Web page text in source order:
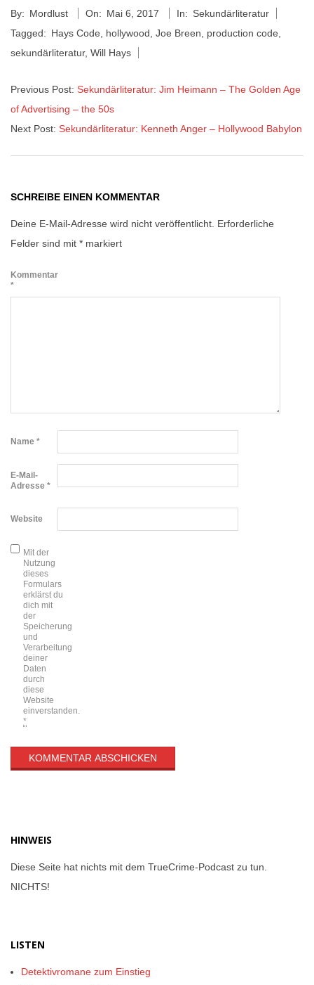
05-
06
By: Mordlust On: Mai 6, 2017 In: Sekundärliteratur
Tagged: Hays Code hollywood Joe Breen production code
sekundärliteratur, Will Hays
Previous Post: Sekundärliteratur: Jim Heimann – The Golden Age
of Advertising – the 50s
Next Post: Sekundärliteratur: Kenneth Anger – Hollywood Babylon
SCHREIBE EINEN KOMMENTAR
Deine E-Mail-Adresse wird nicht veröffentlicht. Erforderliche
Felder sind mit * markiert
Kommentar
*
Name *
E-Mail-
Adresse *
Website
Mit der
Nutzung
dieses
Formulars
erklärst du
dich mit
der
Speicherung
und
Verarbeitung
deiner
Daten
durch
diese
Website
einverstanden.
*
HINWEIS
Diese Seite hat nichts mit dem TrueCrime-Podcast zu tun.
NICHTS!
LISTEN
Detektivromane zum Einstieg